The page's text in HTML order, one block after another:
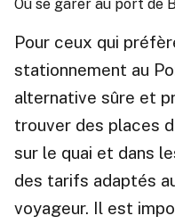
Où se garer au port de
Pour ceux qui
stationnement au
alternative sûre et
trouver des places
sur le quai et dans
des tarifs adaptés
voyageur. Il est